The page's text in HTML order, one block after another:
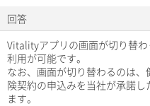
回答
Vitalityアプリの画面が切り替
利用が可能です。
なお、画面が切り替わるのは
険契約の申込みを当社が承諾
ます。